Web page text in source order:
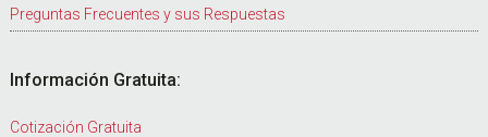
Preguntas Frecuentes y sus Respuestas
Información Gratuita:
Cotización Gratuita